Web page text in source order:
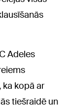
Adeles
ka kopā ar
tiešraidē un